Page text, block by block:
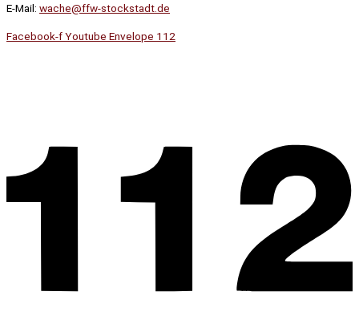
E-Mail: wache@ffw-stockstadt.de
Facebook-fYoutube Envelope 112